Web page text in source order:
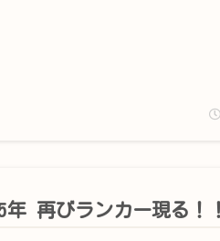
年 再びランカー現る！！